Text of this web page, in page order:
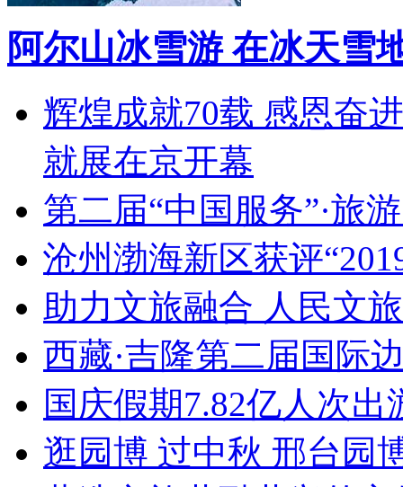
阿尔山冰雪游 在冰天雪
辉煌成就70载 感恩奋
就展在京开幕
第二届“中国服务”·旅
沧州渤海新区获评
助力文旅融合 人民文
西藏·吉隆第二届国际
国庆假期7.82亿人次
逛园博 过中秋 邢台园